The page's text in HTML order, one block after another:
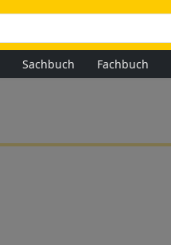
Sachbuch Fachbuch